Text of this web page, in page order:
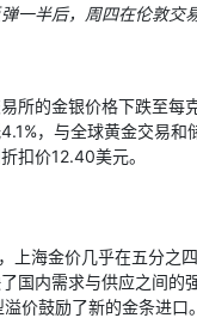
一半后，周四在伦敦交
所的金银价格下跌至每
，与全球黄金交易和
扣价12.40美元。
上海金价几乎在五分之
国内需求与供应之间的
价鼓励了新的金条进口。